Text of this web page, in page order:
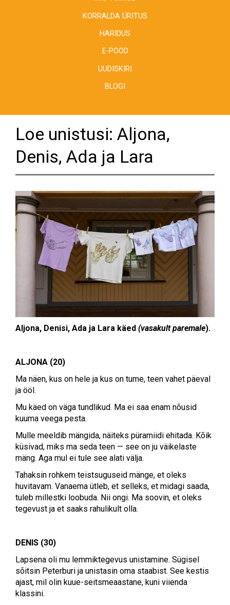
KORRALDA ÜRITUS
HARIDUS
E-POOD
UUDISKIRI
BLOGI
Loe unistusi: Aljona,
Denis, Ada ja Lara
Aljona, Denisi, Ada ja Lara käed (vasakult paremale).
ALJONA (20)
Ma näen, kus on hele ja kus on tume, teen vahet päeval
ja ööl.
Mu käed on väga tundlikud. Ma ei saa enam nõusid
kuuma veega pesta.
Mulle meeldib mängida, näiteks püramiidi ehitada. Kõik
küsivad, miks ma seda teen — see on ju väikelaste
mäng. Aga mul ei tule see alati välja.
Tahaksin rohkem teistsuguseid mänge, et oleks
huvitavam. Vanaema ütleb, et selleks, et midagi saada,
tuleb millestki loobuda. Nii ongi. Ma soovin, et oleks
tegevust ja et saaks rahulikult olla.
DENIS (30)
Lapsena oli mu lemmiktegevus unistamine. Sügisel
sõitsin Peterburi ja unistasin oma staabist. See kestis
ajast, mil olin kuue-seitsmeaastane, kuni viienda
klassini.